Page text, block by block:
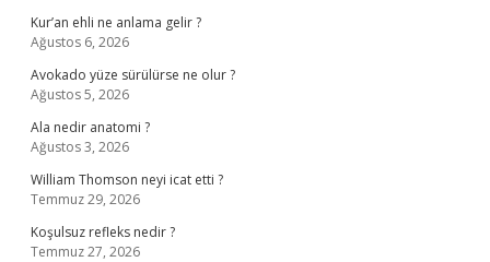
Kur’an ehli ne anlama gelir ?
Ağustos 6, 2026
Avokado yüze sürülürse ne olur ?
Ağustos 5, 2026
Ala nedir anatomi ?
Ağustos 3, 2026
William Thomson neyi icat etti ?
Temmuz 29, 2026
Koşulsuz refleks nedir ?
Temmuz 27, 2026